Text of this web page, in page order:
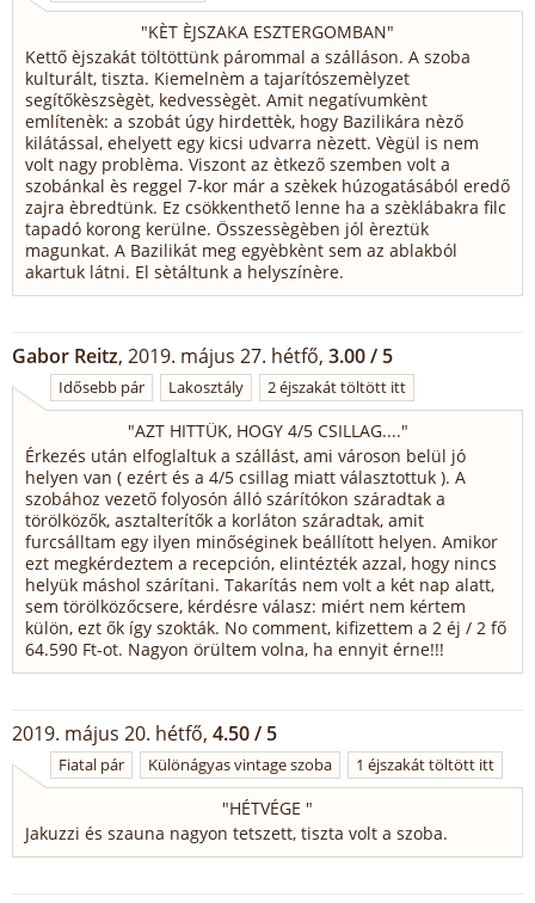
"KÈT ÈJSZAKA ESZTERGOMBAN"
Kettő èjszakát töltöttünk párommal a szálláson. A szoba
kulturált, tiszta. Kiemelnèm a tajarítószemèlyzet
segítőkèszsègèt, kedvessègèt. Amit negatívumkènt
említenèk: a szobát úgy hirdettèk, hogy Bazilikára nèző
kilátással, ehelyett egy kicsi udvarra nèzett. Vègül is nem
volt nagy problèma. Viszont az ètkező szemben volt a
szobánkal ès reggel 7-kor már a szèkek húzogatásából eredő
zajra èbredtünk. Ez csökkenthető lenne ha a szèklábakra filc
tapadó korong kerülne. Összessègèben jól èreztük
magunkat. A Bazilikát meg egyèbkènt sem az ablakból
akartuk látni. El sètáltunk a helyszínère.
Gabor Reitz, 2019. május 27. hétfő, 3.00 / 5
Idősebb pár Lakosztály 2 éjszakát töltött itt
"AZT HITTÜK, HOGY 4/5 CSILLAG...."
Érkezés után elfoglaltuk a szállást, ami városon belül jó
helyen van ( ezért és a 4/5 csillag miatt választottuk ). A
szobához vezető folyosón álló szárítókon száradtak a
törölközők, asztalterítők a korláton száradtak, amit
furcsálltam egy ilyen minőséginek beállított helyen. Amikor
ezt megkérdeztem a recepción, elintézték azzal, hogy nincs
helyük máshol szárítani. Takarítás nem volt a két nap alatt,
sem törölközőcsere, kérdésre válasz: miért nem kértem
külön, ezt ők így szokták. No comment, kifizettem a 2 éj / 2 fő
64.590 Ft-ot. Nagyon örültem volna, ha ennyit érne!!!
2019. május 20. hétfő, 4.50 / 5
Fiatal pár Különágyas vintage szoba 1 éjszakát töltött itt
"HÉTVÉGE "
Jakuzzi és szauna nagyon tetszett, tiszta volt a szoba.